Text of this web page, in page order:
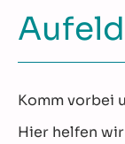
Aufeld
Komm vorbei
Hier helfen